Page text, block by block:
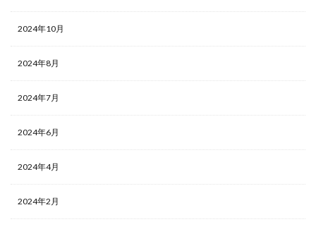
2024年10月
2024年8月
2024年7月
2024年6月
2024年4月
2024年2月